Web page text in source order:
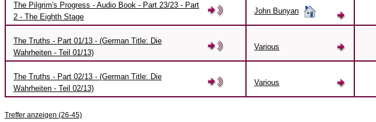
The Pilgrim's Progress - Audio Book - Part 23/23 - Part
2 - The Eighth Stage
John Bunyan
The Truths - Part 01/13 - (German Title: Die
Wahrheiten - Teil 01/13)
Various
The Truths - Part 02/13 - (German Title: Die
Wahrheiten - Teil 02/13)
Various
Treffer anzeigen (26-45)